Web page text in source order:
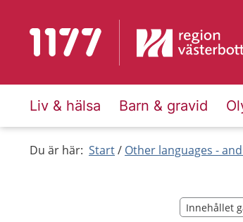
Till startsidan för 1177
Liv & hälsa Barn & gravid
Du är här: Start Other languages -
Innehållet
Innehållet